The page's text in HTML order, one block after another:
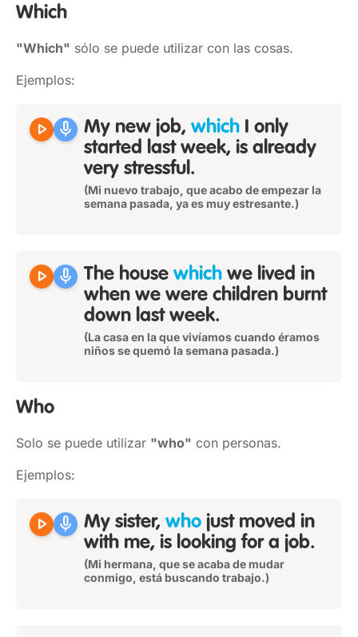
Which
"Which" sólo se puede utilizar con las cosas.
Ejemplos:
play_arrow mic My new job, which I only
started last week, is already
very stressful.
(Mi nuevo trabajo, que acabo de empezar la
semana pasada, ya es muy estresante.)
play_arrow mic The house which we lived in
when we were children burnt
down last week.
(La casa en la que vivíamos cuando éramos
niños se quemó la semana pasada.)
Who
Solo se puede utilizar "who" con personas.
Ejemplos:
play_arrow mic My sister, who just moved in
with me, is looking for a job.
(Mi hermana, que se acaba de mudar
conmigo, está buscando trabajo.)